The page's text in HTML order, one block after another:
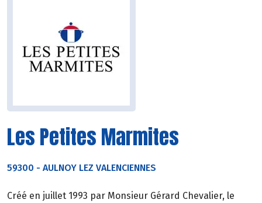
Les Petites Marmites
59300 - AULNOY LEZ VALENCIENNES
Créé en juillet 1993 par Monsieur Gérard Chevalier, le